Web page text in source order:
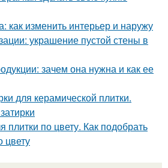
как изменить интерьер и наружу
украшение пустой стены в
зачем она нужна и как ее
для керамической плитки.
плитки по цвету. Как подобрать
цвету